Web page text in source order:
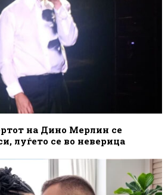
на Дино Мерлин се
луѓето се во неверица